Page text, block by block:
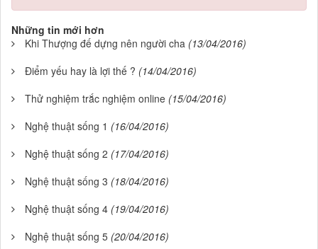
Những tin mới hơn
Khi Thượng đế dựng nên người cha (13/04/2016)
Điểm yếu hay là lợi thế ? (14/04/2016)
Thử nghiệm trắc nghiệm online (15/04/2016)
Nghệ thuật sống 1 (16/04/2016)
Nghệ thuật sống 2 (17/04/2016)
Nghệ thuật sống 3 (18/04/2016)
Nghệ thuật sống 4 (19/04/2016)
Nghệ thuật sống 5 (20/04/2016)